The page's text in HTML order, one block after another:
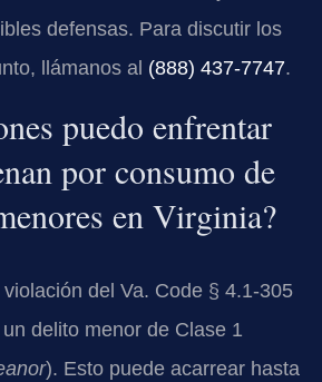
defensas. Para discutir los
llámanos al (888) 437‑7747.
puedo enfrentar
por consumo de
en Virginia?
del Va. Code § 4.1‑305
delito menor de Clase 1
). Esto puede acarrear hasta